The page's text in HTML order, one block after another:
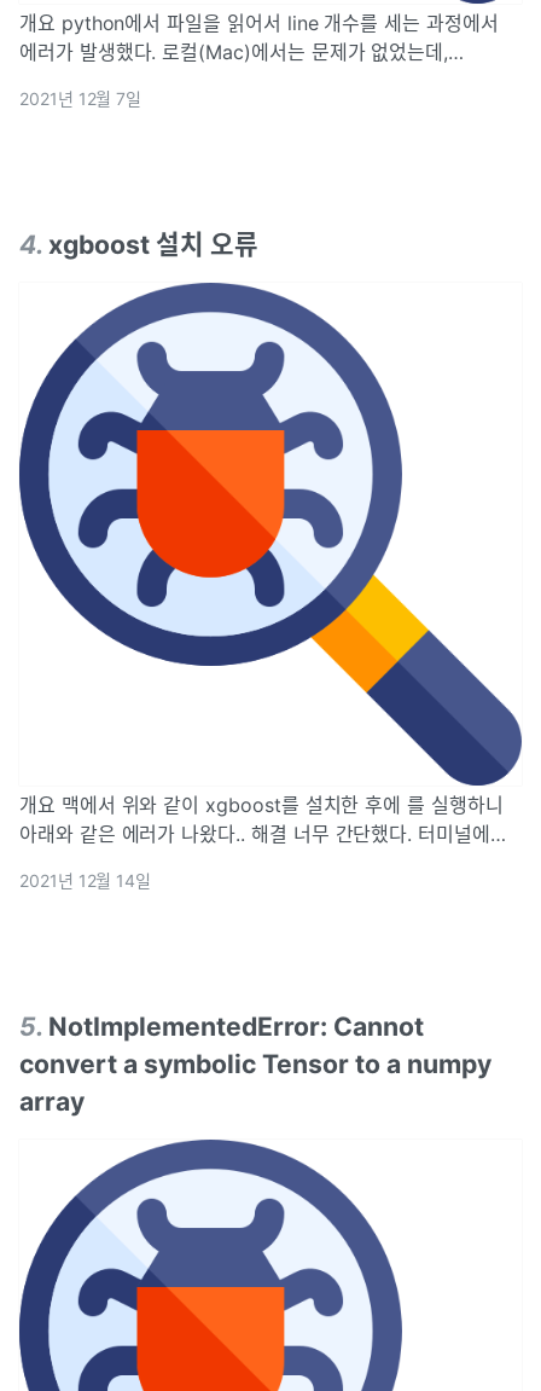
개요 python에서 파일을 읽어서 line 개수를 세는 과정에서
에러가 발생했다. 로컬(Mac)에서는 문제가 없었는데,
codec can't decode byte 0xec in position 284: illegal
2021년 12월 7일
4. xgboost 설치 오류
개요 맥에서 위와 같이 xgboost를 설치한 후에 를 실행하니
아래와 같은 에러가 나왔다.. 해결 너무 간단했다. 터미널에서
OpenMP runtime library라고 하는데 자세한 것은
2021년 12월 14일
5. NotImplementedError: Cannot
convert a symbolic Tensor to a numpy
array